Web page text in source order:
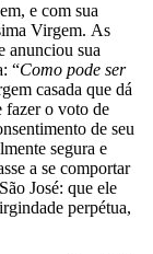
e com sua
Virgem. As
anunciou sua
“Como pode ser
casada que dá
fazer o voto de
de seu
segura e
a se comportar
José: que ele
perpétua,